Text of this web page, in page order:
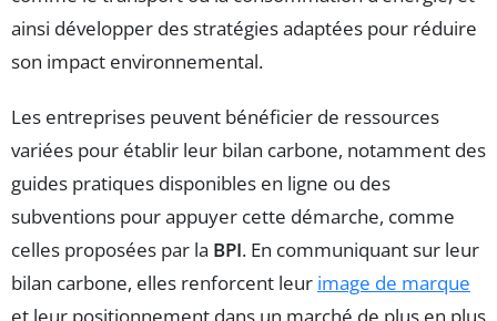
ainsi développer des stratégies adaptées pour réduire
son impact environnemental.
Les entreprises peuvent bénéficier de ressources
variées pour établir leur bilan carbone, notamment des
guides pratiques disponibles en ligne ou des
subventions pour appuyer cette démarche, comme
celles proposées par la BPI. En communiquant sur leur
bilan carbone, elles renforcent leur image de marque